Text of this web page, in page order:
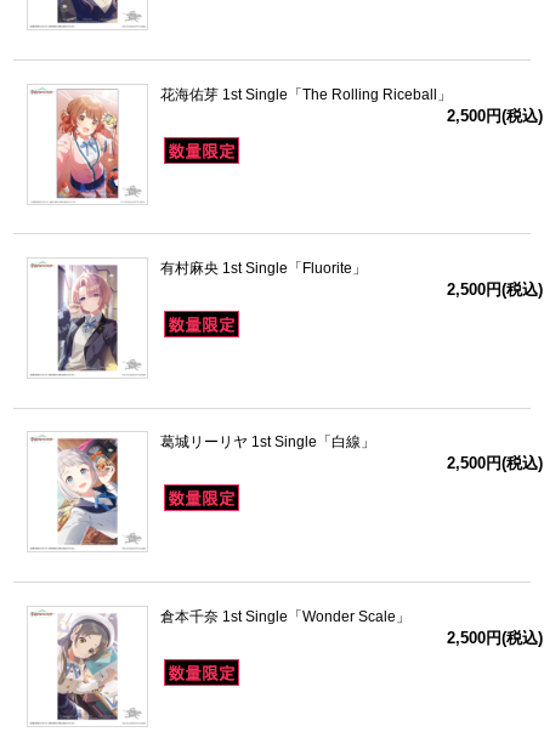
花海佑芽 1st Single「The Rolling Riceball」
2,500円(税込)
有村麻央 1st Single「Fluorite」
2,500円(税込)
葛城リーリヤ 1st Single「白線」
2,500円(税込)
倉本千奈 1st Single「Wonder Scale」
2,500円(税込)